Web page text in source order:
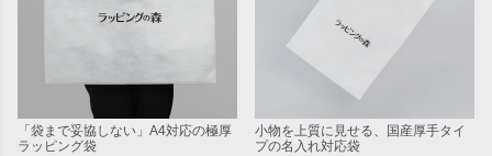
「袋まで妥協しない」A4対応の極厚
ラッピング袋
小物を上質に見せる、国産厚手タイ
プの名入れ対応袋